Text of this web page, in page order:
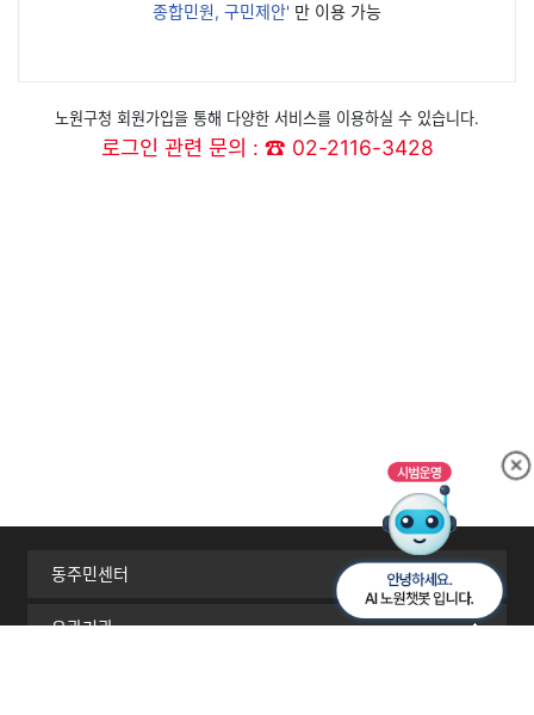
종합민원, 구민제안' 만 이용 가능
노원구청 회원가입을 통해 다양한 서비스를 이용하실 수 있습니다.
로그인 관련 문의 : ☎ 02-2116-3428
동주민센터
유관기관